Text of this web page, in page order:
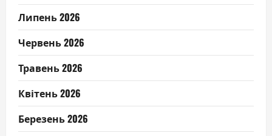
Липень 2026
Червень 2026
Травень 2026
Квітень 2026
Березень 2026